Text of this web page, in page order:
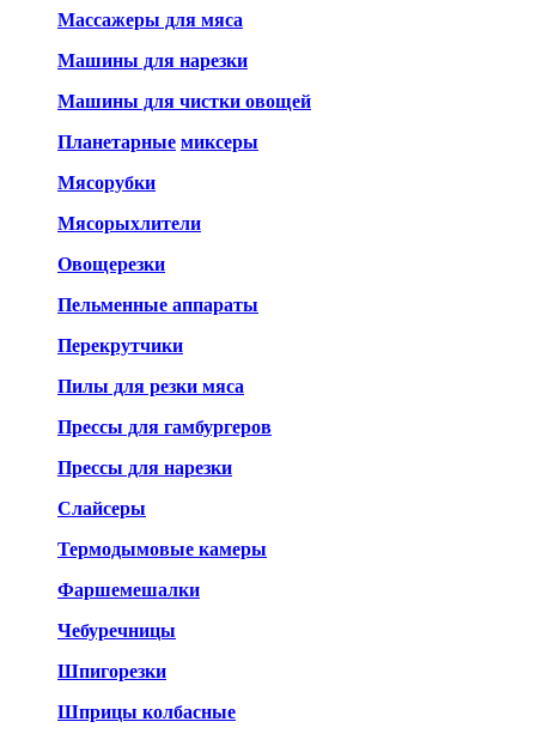
Массажеры для мяса
Машины для нарезки
Машины для чистки овощей
Планетарные миксеры
Мясорубки
Мясорыхлители
Овощерезки
Пельменные аппараты
Перекрутчики
Пилы для резки мяса
Прессы для гамбургеров
Прессы для нарезки
Слайсеры
Термодымовые камеры
Фаршемешалки
Чебуречницы
Шпигорезки
Шприцы колбасные